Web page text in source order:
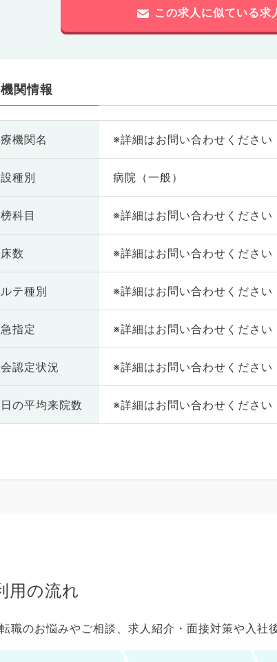
この求人に似ている求
関情報
機関名 ※詳細はお問い合わせください
種別 病院（一般）
科目 ※詳細はお問い合わせください
数 ※詳細はお問い合わせください
テ種別 ※詳細はお問い合わせください
指定 ※詳細はお問い合わせください
認定状況 ※詳細はお問い合わせください
の平均来院数 ※詳細はお問い合わせください
用の流れ
職のお悩みやご相談、求人紹介・面接対策や入社